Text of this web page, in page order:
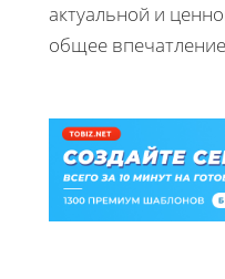
актуальной и
общее